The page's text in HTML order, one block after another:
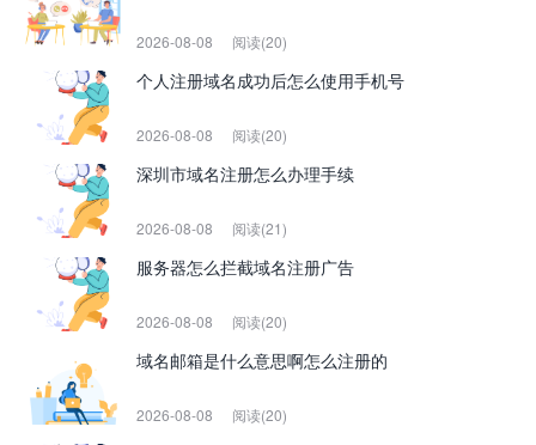
2026-08-08 阅读(20)
个人注册域名成功后怎么使用手机号
2026-08-08 阅读(20)
深圳市域名注册怎么办理手续
2026-08-08 阅读(21)
服务器怎么拦截域名注册广告
2026-08-08 阅读(20)
域名邮箱是什么意思啊怎么注册的
2026-08-08 阅读(20)